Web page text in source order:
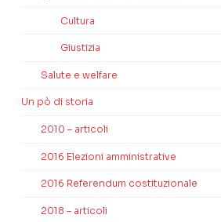
Cultura
Giustizia
Salute e welfare
Un pò di storia
2010 – articoli
2016 Elezioni amministrative
2016 Referendum costituzionale
2018 – articoli